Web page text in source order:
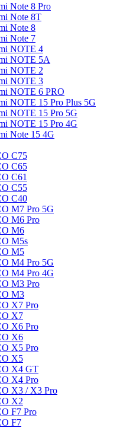
Note 8 Pro
Note 8T
Note 8
Note 7
NOTE 4
NOTE 5A
NOTE 2
NOTE 3
NOTE 6 PRO
NOTE 15 Pro Plus 5G
NOTE 15 Pro 5G
NOTE 15 Pro 4G
Note 15 4G
C75
C65
C61
C55
C40
M7 Pro 5G
M6 Pro
M6
M5s
M5
M4 Pro 5G
M4 Pro 4G
M3 Pro
M3
X7 Pro
X7
X6 Pro
X6
X5 Pro
X5
X4 GT
X4 Pro
X3 / X3 Pro
X2
F7 Pro
F7